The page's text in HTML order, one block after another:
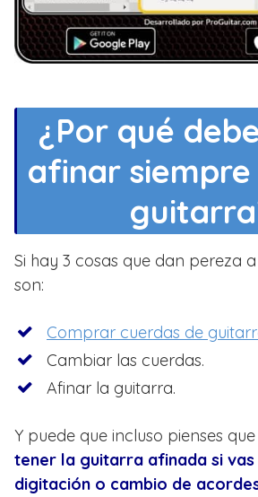
¿Por qué
afinar
Si hay 3 cosas que dan pereza
son:
Comprar cuerdas de
Cambiar las cuerdas.
Afinar la guitarra.
Y puede que incluso pienses que
tener la guitarra afinada si
digitación o cambio de